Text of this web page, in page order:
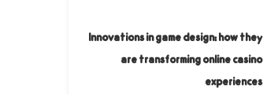
Innovations in game design: how they
are transforming online casino
experiences